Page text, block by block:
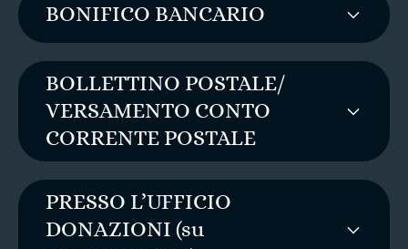
BONIFICO BANCARIO
BOLLETTINO POSTALE/
VERSAMENTO CONTO
CORRENTE POSTALE
PRESSO L’UFFICIO
DONAZIONI (su